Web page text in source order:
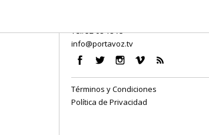
Tel: 52 08 18 75
info@portavoz.tv
Términos y Condiciones
Política de Privacidad